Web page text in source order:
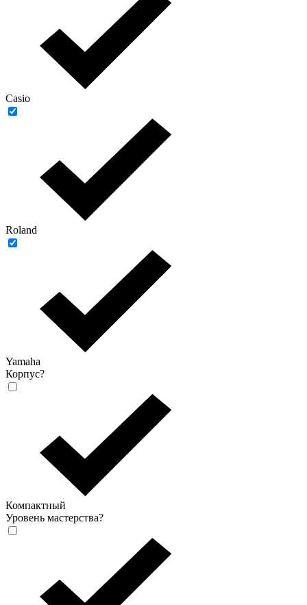
Casio
Roland
Yamaha
Корпус?
Компактный
Уровень мастерства?